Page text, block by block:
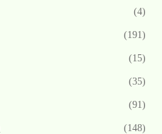
(4)
(191)
(15)
(35)
(91)
(148)